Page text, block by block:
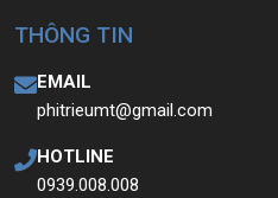
THÔNG TIN
EMAIL
phitrieumt@gmail.com
HOTLINE
0939.008.008